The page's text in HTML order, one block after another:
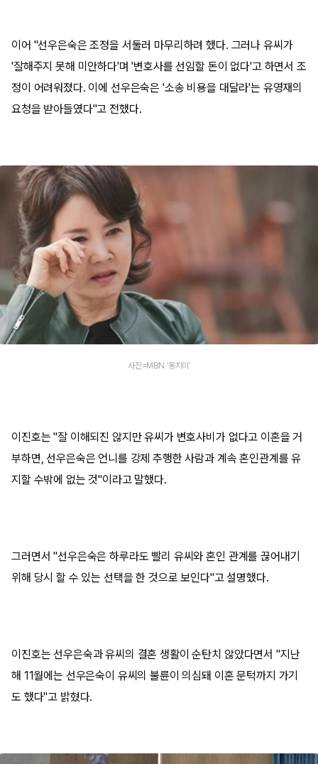
이어 "선우은숙은 조정을 서둘러 마무리하려 했다. 그러나 유씨가
'잘해주지 못해 미안하다'며 '변호사를 선임할 돈이 없다'고 하면서 조
정이 어려워졌다. 이에 선우은숙은 '소송 비용을 대달라'는 유영재의
요청을 받아들였다"고 전했다.
사진=MBN ‘동치미’
이진호는 "잘 이해되진 않지만 유씨가 변호사비가 없다고 이혼을 거
부하면, 선우은숙은 언니를 강제 추행한 사람과 계속 혼인관계를 유
지할 수밖에 없는 것"이라고 말했다.
그러면서 "선우은숙은 하루라도 빨리 유씨와 혼인 관계를 끊어내기
위해 당시 할 수 있는 선택을 한 것으로 보인다"고 설명했다.
이진호는 선우은숙과 유씨의 결혼 생활이 순탄치 않았다면서 "지난
해 11월에는 선우은숙이 유씨의 불륜이 의심돼 이혼 문턱까지 가기
도 했다"고 밝혔다.